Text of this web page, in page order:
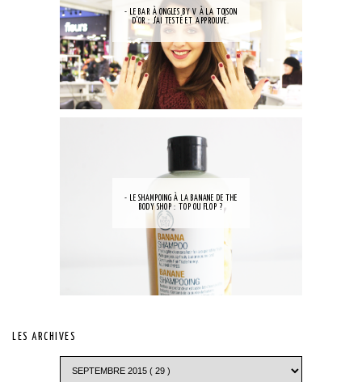
- LE BAR À ONGLES BY V À LA TOISON
D'OR : J'AI TESTÉ ET APPROUVÉ.
- LE SHAMPOING À LA BANANE DE THE
BODY SHOP : TOP OU FLOP ?
LES ARCHIVES